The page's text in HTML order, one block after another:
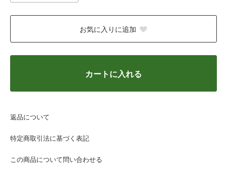
お気に入りに追加
カートに入れる
返品について
特定商取引法に基づく表記
この商品について問い合わせる